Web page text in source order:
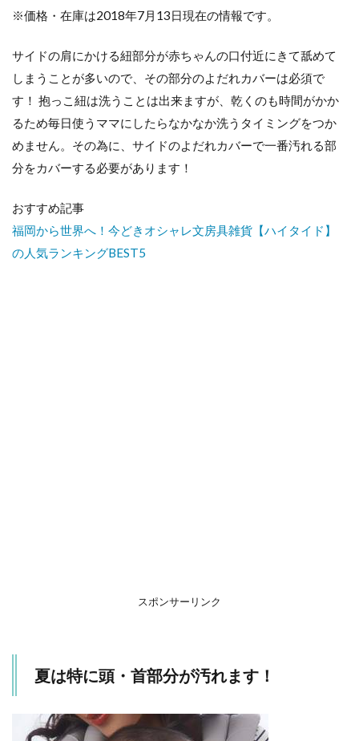
※価格・在庫は2018年7月13日現在の情報です。
サイドの肩にかける紐部分が赤ちゃんの口付近にきて舐めて
しまうことが多いので、その部分のよだれカバーは必須で
す！ 抱っこ紐は洗うことは出来ますが、乾くのも時間がかか
るため毎日使うママにしたらなかなか洗うタイミングをつか
めません。その為に、サイドのよだれカバーで一番汚れる部
分をカバーする必要があります！
おすすめ記事
福岡から世界へ！今どきオシャレ文房具雑貨【ハイタイド】
の人気ランキングBEST5
スポンサーリンク
夏は特に頭・首部分が汚れます！